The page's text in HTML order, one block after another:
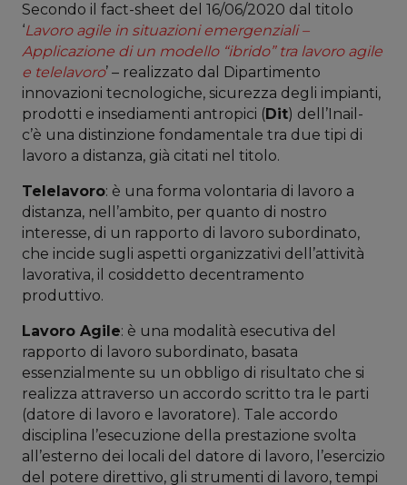
Secondo il fact-sheet del 16/06/2020 dal titolo
‘Lavoro agile in situazioni emergenziali –
Applicazione di un modello “ibrido” tra lavoro agile
e telelavoro’ – realizzato dal Dipartimento
innovazioni tecnologiche, sicurezza degli impianti,
prodotti e insediamenti antropici ( Dit) dell’Inail-
c’è una distinzione fondamentale tra due tipi di
lavoro a distanza, già citati nel titolo.
Telelavoro: è una forma volontaria di lavoro a
distanza, nell’ambito, per quanto di nostro
interesse, di un rapporto di lavoro subordinato,
che incide sugli aspetti organizzativi dell’attività
lavorativa, il cosiddetto decentramento
produttivo.
Lavoro Agile: è una modalità esecutiva del
rapporto di lavoro subordinato, basata
essenzialmente su un obbligo di risultato che si
realizza attraverso un accordo scritto tra le parti
(datore di lavoro e lavoratore). Tale accordo
disciplina l’esecuzione della prestazione svolta
all’esterno dei locali del datore di lavoro, l’esercizio
del potere direttivo, gli strumenti di lavoro, tempi